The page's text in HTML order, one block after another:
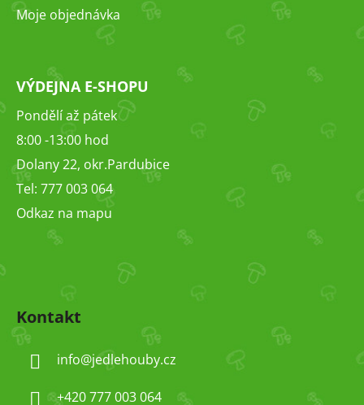
Moje objednávka
VÝDEJNA E-SHOPU
Pondělí až pátek
8:00 -13:00 hod
Dolany 22, okr.Pardubice
Tel: 777 003 064
Odkaz na mapu
Kontakt
info@jedlehouby.cz
+420 777 003 064